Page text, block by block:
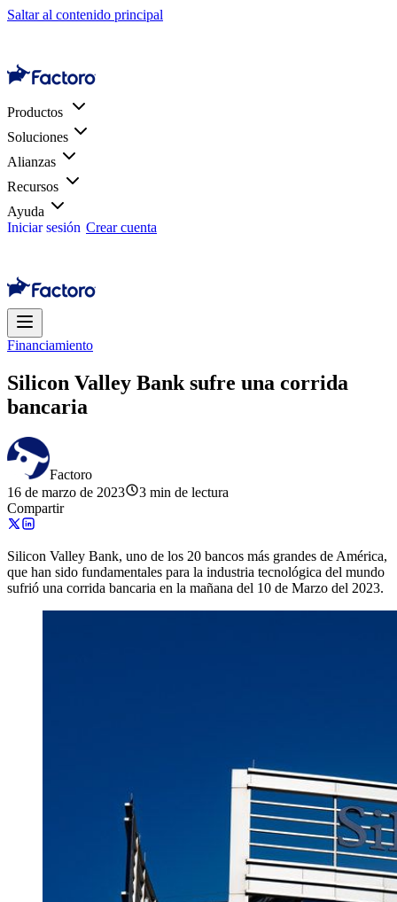
Saltar al contenido principal
Productos
Soluciones
Alianzas
Recursos
Ayuda
Iniciar sesión Crear cuenta
Financiamiento
Silicon Valley Bank sufre una corrida
bancaria
Factoro
16 de marzo de 2023
3 min de lectura
Compartir
Silicon Valley Bank, uno de los 20 bancos más grandes de América,
que han sido fundamentales para la industria tecnológica del mundo
sufrió una corrida bancaria en la mañana del 10 de Marzo del 2023.